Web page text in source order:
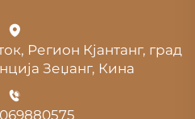
Регион Кјантанг, град
Зеџанг, Кина